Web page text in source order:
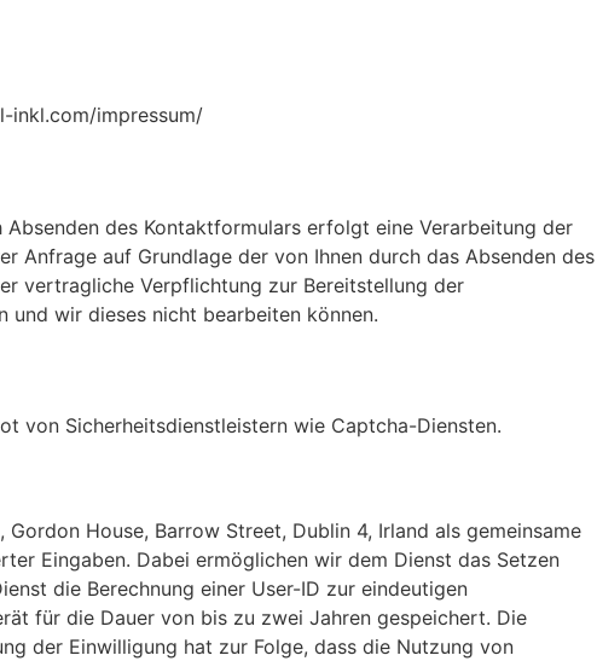
inkl.com/impressum/
des Kontaktformulars erfolgt eine Verarbeitung der
Anfrage auf Grundlage der von Ihnen durch das Absenden des
vertragliche Verpflichtung zur Bereitstellung der
und wir dieses nicht bearbeiten können.
von Sicherheitsdienstleistern wie Captcha-Diensten.
Gordon House, Barrow Street, Dublin 4, Irland als gemeinsame
Eingaben. Dabei ermöglichen wir dem Dienst das Setzen
die Berechnung einer User-ID zur eindeutigen
für die Dauer von bis zu zwei Jahren gespeichert. Die
der Einwilligung hat zur Folge, dass die Nutzung von